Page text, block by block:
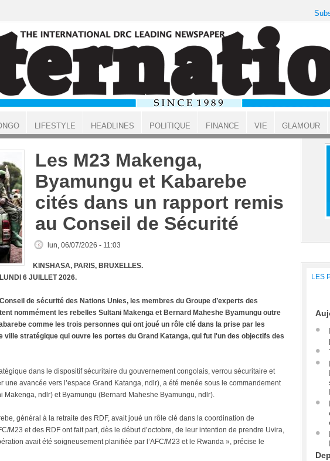
Les M23 Makenga,
Byamungu et Kabarebe
cités dans un rapport remis
au Conseil de Sécurité
lun, 06/07/2026 - 11:03
KINSHASA, PARIS, BRUXELLES.
6 JUILLET 2026.
de sécurité des Nations Unies, les membres du Groupe d’experts des
nommément les rebelles Sultani Makenga et Bernard Maheshe Byamungu outre
comme les trois personnes qui ont joué un rôle clé dans la prise par les
ville stratégique qui ouvre les portes du Grand Katanga, qui fut l'un des objectifs des
dans le dispositif sécuritaire du gouvernement congolais, verrou sécuritaire et
une avancée vers l’espace Grand Katanga, ndlr), a été menée sous le commandement
Makenga, ndlr) et Byamungu (Bernard Maheshe Byamungu, ndlr).
général à la retraite des RDF, avait joué un rôle clé dans la coordination de
M23 et des RDF ont fait part, dès le début d’octobre, de leur intention de prendre Uvira,
avait été soigneusement planifiée par l’AFC/M23 et le Rwanda », précise le
LES
LIFESTYLE HEADLINES POLITIQUE FINANCE VIE GLAMOUR